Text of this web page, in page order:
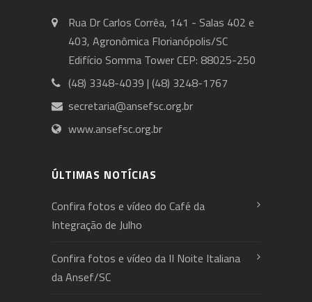
Rua Dr Carlos Corrêa, 141 - Salas 402 e
403, Agronômica Florianópolis/SC
Edifício Somma Tower CEP: 88025-250
(48) 3348-4039 | (48) 3248-1767
secretaria@ansefsc.org.br
www.ansefsc.org.br
ÚLTIMAS NOTÍCIAS
Confira fotos e vídeo do Café da
Integração de Julho
Confira fotos e vídeo da II Noite Italiana
da Ansef/SC